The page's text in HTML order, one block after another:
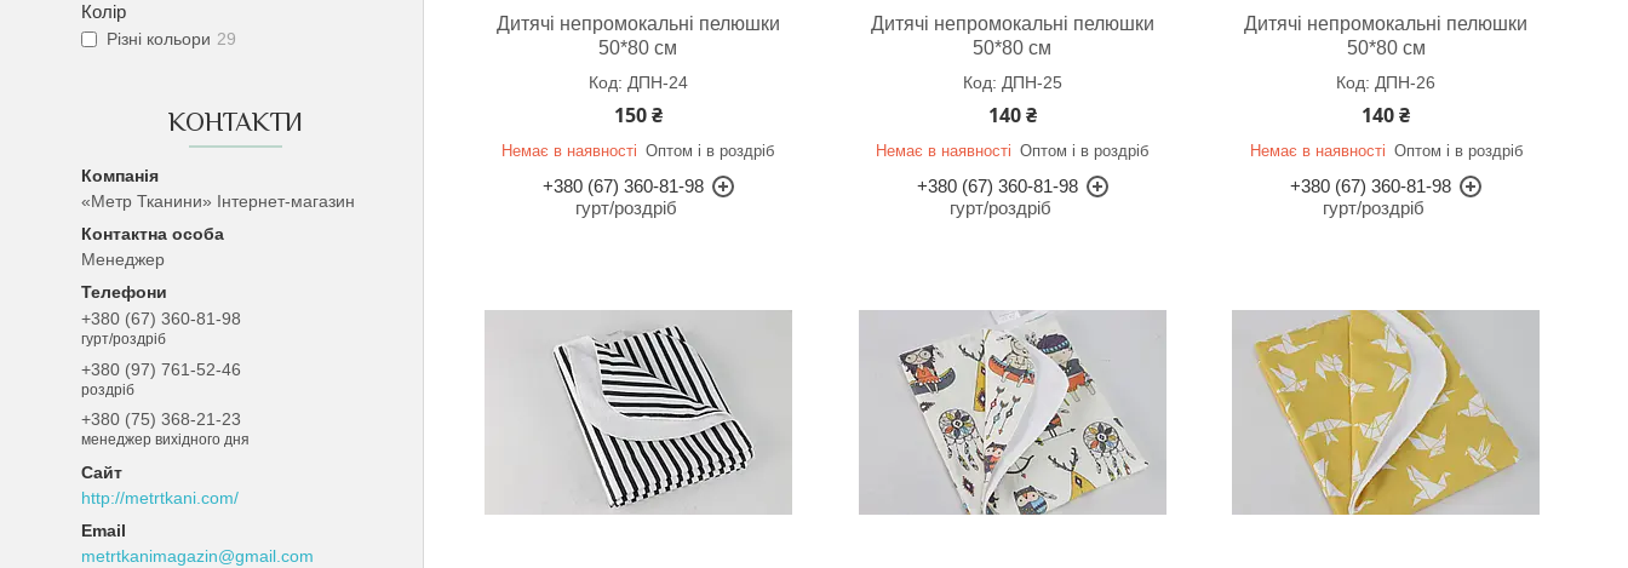
Колір
Різні кольори 29
КОНТАКТИ
«Метр Тканини» Інтернет-магазин
Менеджер
+380 (67) 360-81-98
гурт/роздріб
+380 (97) 761-52-46
роздріб
+380 (75) 368-21-23
менеджер вихідного дня
http://metrtkani.com/
metrtkanimagazin@gmail.com
Дитячі непромокальні пелюшки
50*80 см
ДПН-24
150 ₴
Немає в наявності Оптом і в роздріб
+380 (67) 360-81-98
гурт/роздріб
Дитячі непромокальні пелюшки
50*80 см
ДПН-25
140 ₴
Немає в наявності Оптом і в роздріб
+380 (67) 360-81-98
гурт/роздріб
Дитячі непромокальні пелюшки
50*80 см
ДПН-26
140 ₴
Немає в наявності Оптом і в роздріб
+380 (67) 360-81-98
гурт/роздріб